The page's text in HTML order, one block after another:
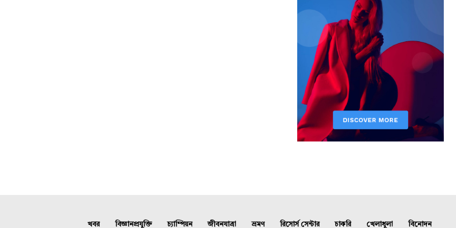
খবর বিজ্ঞানপ্রযুক্তি চ্যাম্পিয়ন জীবনযাত্রা ভ্রমণ রিসোর্স সেন্টার চাকরি খেলাধুলা বিনোদন